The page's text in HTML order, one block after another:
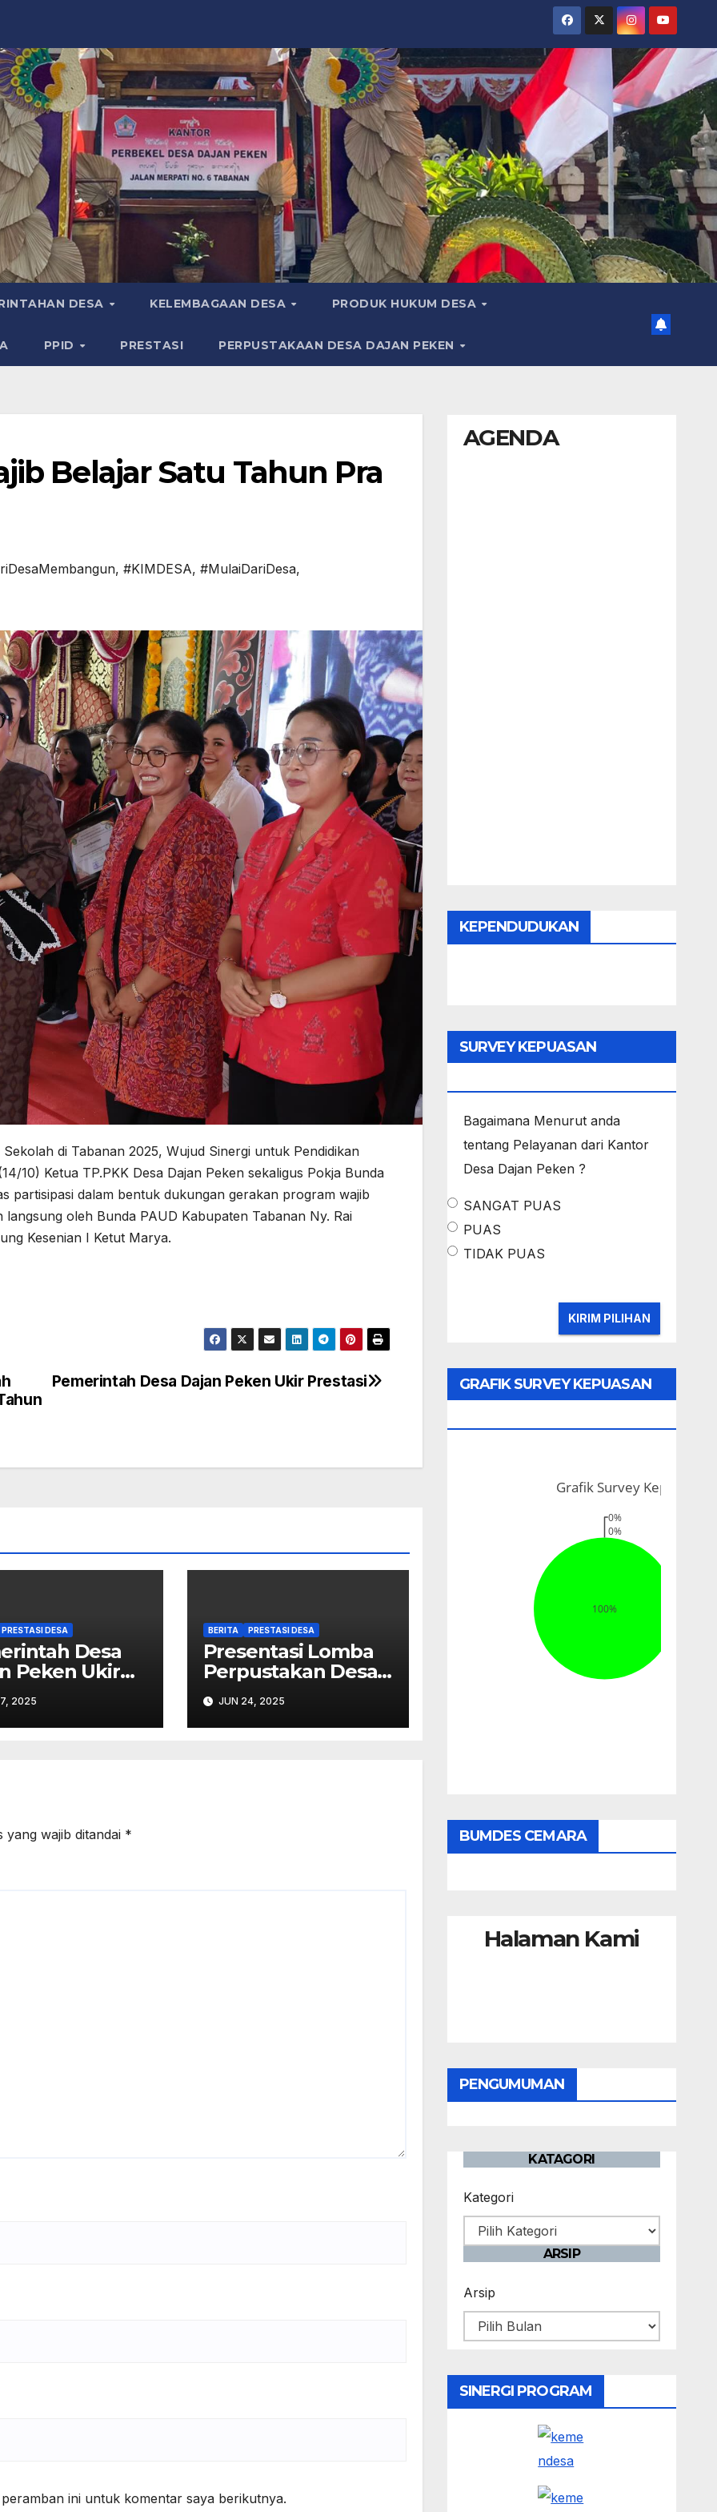
DESA KELEMBAGAAN DESA PRODUK HUKUM DESA
PPID PRESTASI PERPUSTAKAAN DESA DAJAN PEKEN
Belajar Satu Tahun Pra
, #KIMDESA, #MulaiDariDesa,
di Tabanan 2025, Wujud Sinergi untuk Pendidikan
10) Ketua TP.PKK Desa Dajan Peken sekaligus Pokja Bunda
partisipasi dalam bentuk dukungan gerakan program wajib
oleh Bunda PAUD Kabupaten Tabanan Ny. Rai
Kesenian I Ketut Marya.
Pemerintah Desa Dajan Peken Ukir Prestasi
PRESTASI DESA
Desa
Peken Ukir
2025
BERITA PRESTASI DESA
Presentasi Lomba
Perpustakan Desa
se-Kabupaten
Tabanan
JUN 24, 2025
yang wajib ditandai *
ini untuk komentar saya berikutnya.
AGENDA
KEPENDUDUKAN
SURVEY KEPUASAN
Bagaimana Menurut anda
tentang Pelayanan dari Kantor
Desa Dajan Peken ?
SANGAT PUAS
PUAS
TIDAK PUAS
GRAFIK SURVEY KEPUASAN
BUMDES CEMARA
Halaman Kami
PENGUMUMAN
KATAGORI
Kategori
ARSIP
Arsip
SINERGI PROGRAM